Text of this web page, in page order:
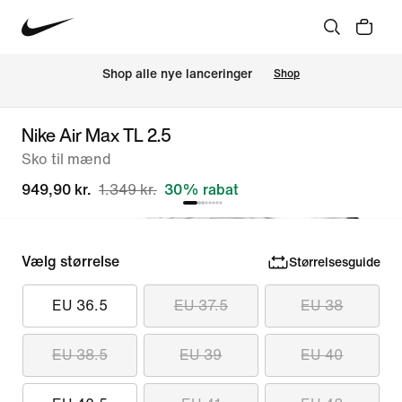
Shop alle nye lanceringer Shop
Nike Air Max TL 2.5
Sko til mænd
949,90 kr. 1.349 kr. 30% rabat
Vælg størrelse Størrelsesguide
EU 36.5 EU 37.5 EU 38
EU 38.5 EU 39 EU 40